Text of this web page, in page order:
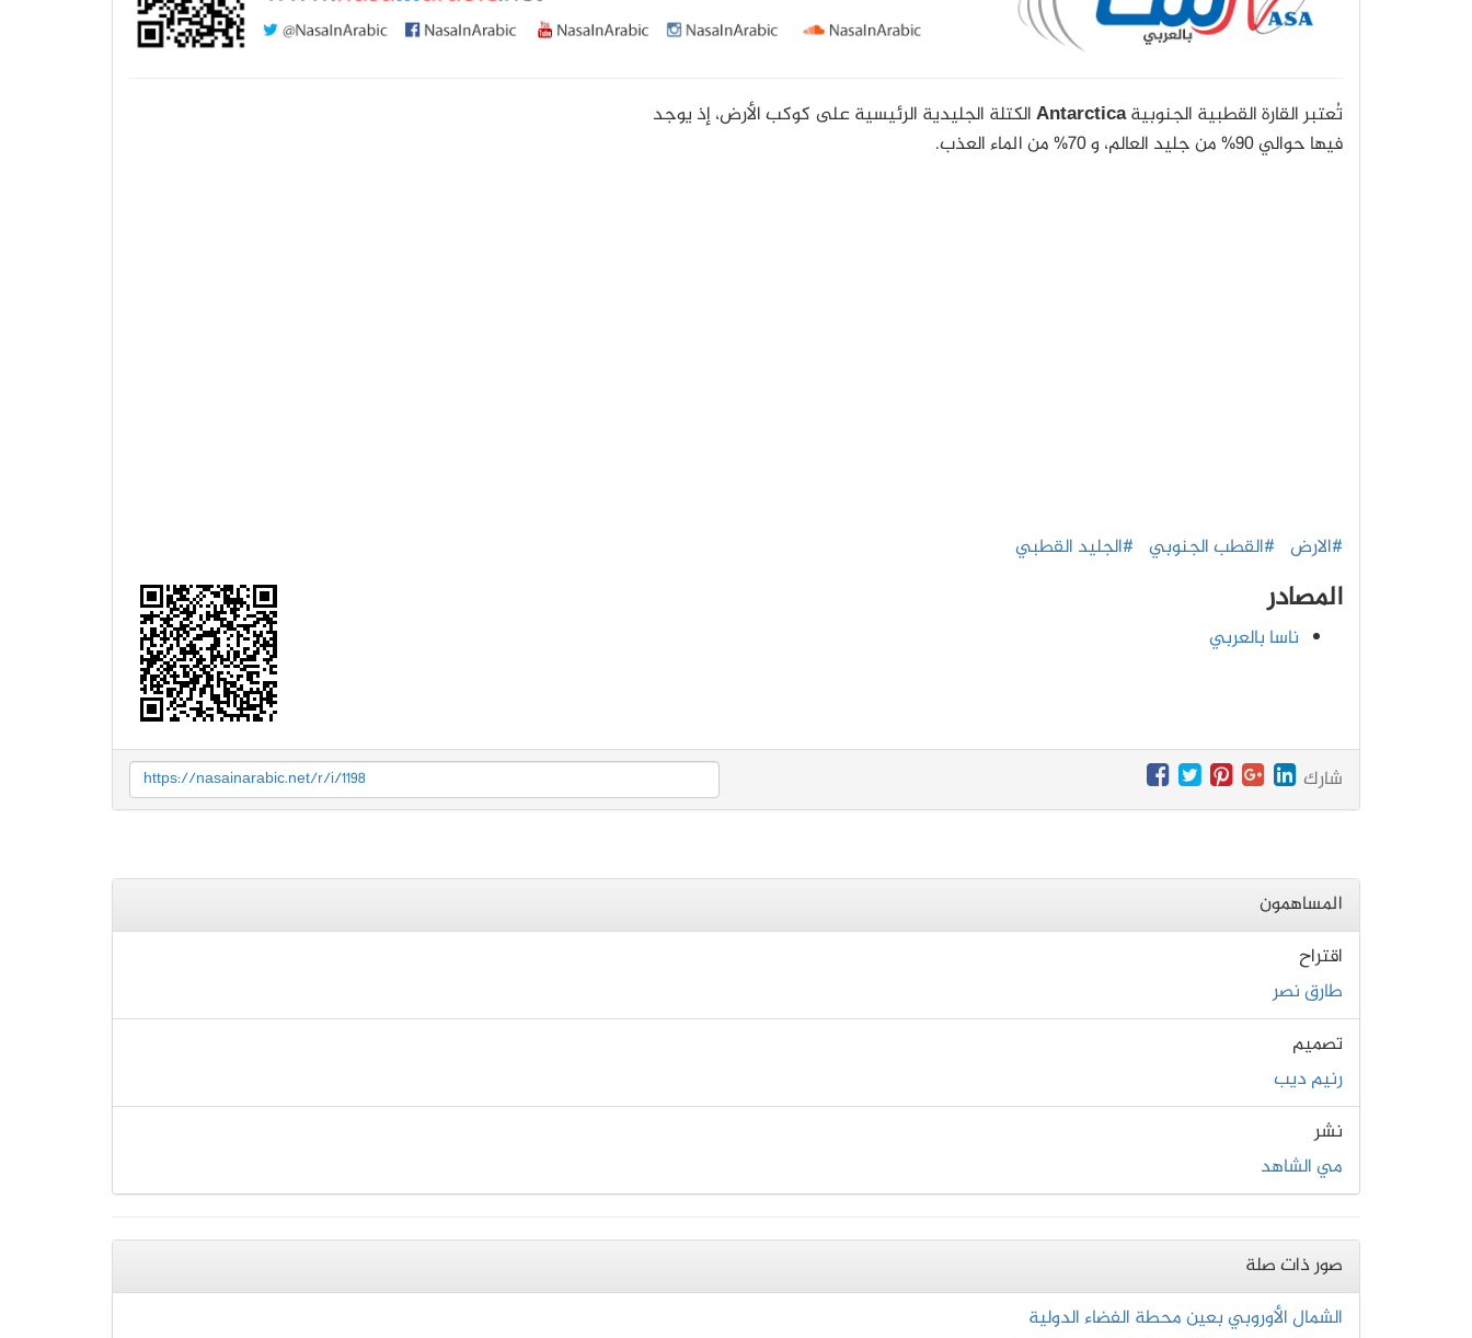
تُعتبر القارة القطبية الجنوبيةAntarcticaالكتلة الجليدية الرئيسية على كوكب الأرض، إذ يوجد
فيها حوالي 90% من جليد العالم، و 70% من الماء العذب.
#الارض #القطب الجنوبي #الجليد القطبي
المصادر
ناسا بالعربي
شارك https://nasainarabic.net/r/i/1198
المساهمون
اقتراح
طارق نصر
تصميم
رنيم ديب
نشر
مي الشاهد
صور ذات صلة
الشمال الأوروبي بعين محطة الفضاء الدولية